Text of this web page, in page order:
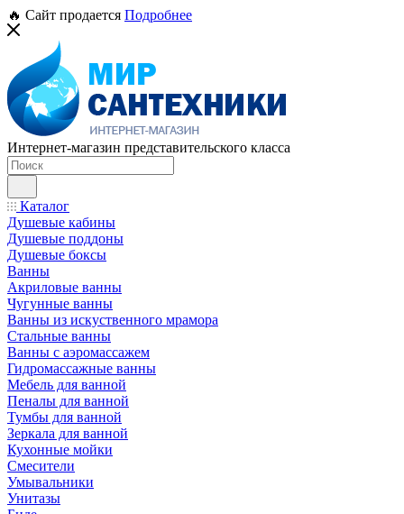
🔥 Сайт продается Подробнее
Интернет-магазин представительского класса
Каталог
Душевые кабины
Душевые поддоны
Душевые боксы
Ванны
Акриловые ванны
Чугунные ванны
Ванны из искуственного мрамора
Стальные ванны
Ванны с аэромассажем
Гидромассажные ванны
Мебель для ванной
Пеналы для ванной
Тумбы для ванной
Зеркала для ванной
Кухонные мойки
Смесители
Умывальники
Унитазы